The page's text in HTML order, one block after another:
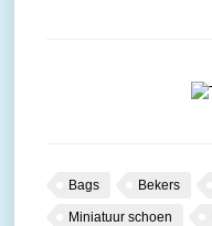
Bags Bekers
Miniatuur schoen